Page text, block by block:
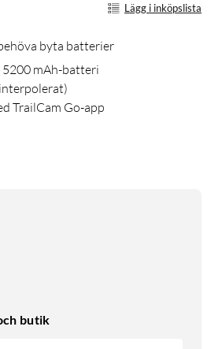
Lägg i inköpslista
byta batterier
5200 mAh-batteri
TrailCam Go-app
butik